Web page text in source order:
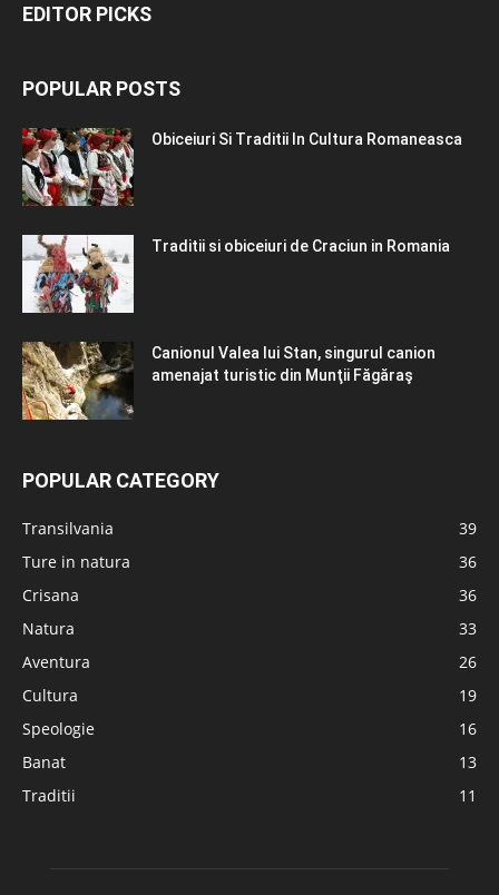
EDITOR PICKS
POPULAR POSTS
Obiceiuri Si Traditii In Cultura Romaneasca
Traditii si obiceiuri de Craciun in Romania
Canionul Valea lui Stan, singurul canion
amenajat turistic din Munţii Făgăraş
POPULAR CATEGORY
Transilvania
39
Ture in natura
36
Crisana
36
Natura
33
Aventura
26
Cultura
19
Speologie
16
Banat
13
Traditii
11